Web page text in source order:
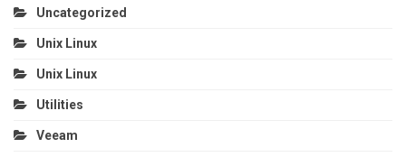
Uncategorized
Unix Linux
Unix Linux
Utilities
Veeam